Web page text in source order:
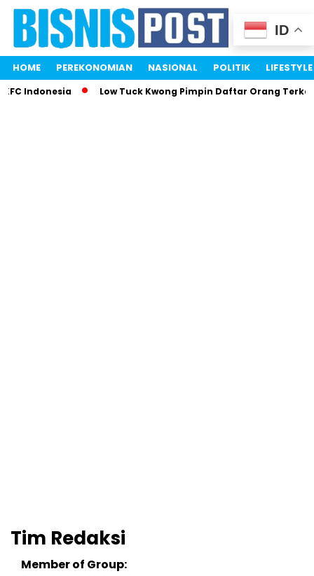
HOME PEREKONOMIAN NASIONAL POLITIK LIFESTYLE
Indonesia Low Tuck Kwong Pimpin Daftar Orang
Tim Redaksi
Member of Group:
ID